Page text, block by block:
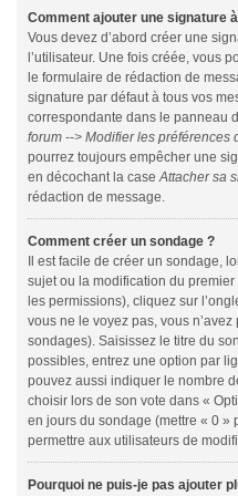
Comment ajouter une signature
Vous devez d’abord créer une
l’utilisateur. Une fois créée, vous
le formulaire de rédaction de
signature par défaut à tous vos
correspondante dans le panneau
forum --> Modifier les préférences
pourrez toujours empêcher une
en décochant la caseAttacher sa
rédaction de message.
Comment créer un sondage ?
Il est facile de créer un sondage,
sujet ou la modification du
les permissions), cliquez sur
vous ne le voyez pas, vous
sondages). Saisissez le titre du
possibles, entrez une option par
pouvez aussi indiquer le nombre
choisir lors de son vote dans «
en jours du sondage (mettre « 0 »
permettre aux utilisateurs de
Pourquoi ne puis-je pas ajouter